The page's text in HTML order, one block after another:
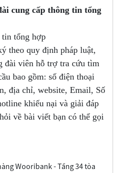
cung cấp thông tin tổng
tin tổng hợp
theo quy định pháp luật,
đài viên hỗ trợ tra cứu tìm
bao gồm: số điện thoại
địa chỉ, website, Email, Số
khiếu nại và giải đáp
về bài viết bạn có thể gọi
Wooribank - Tầng 34 tòa